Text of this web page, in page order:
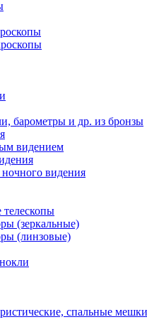
барометры и др. из бронзы
видением
видения
телескопы
(зеркальные)
(линзовые)
спальные мешки